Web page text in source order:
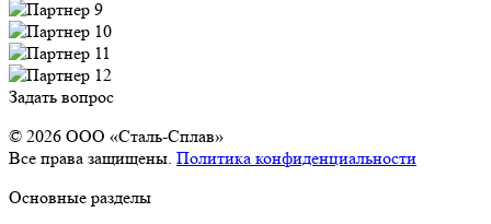
Задать вопрос
© 2026 OOO «Сталь-Сплав»
Все права защищены. Политика конфиденциальности
Основные разделы